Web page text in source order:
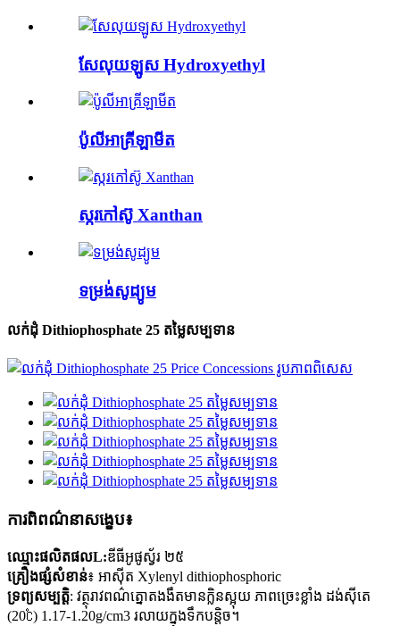
សែលុយឡូស Hydroxyethyl
ប៉ូលីអាគ្រីឡាមីត
ស្ករកៅស៊ូ Xanthan
ទម្រង់សូដ្យូម
លក់ដុំ Dithiophosphate 25 តម្លៃសម្បទាន
ការពិពណ៌នាសង្ខេប៖
ឈ្មោះផលិតផលL:ឌីធីអូផូស្វ័រ ២៥
គ្រឿងផ្សំសំខាន់៖ អាស៊ីត Xylenyl dithiophosphoric
ទ្រព្យសម្បត្តិ: វត្ថុរាវពណ៌ត្នោតងងឹតមានក្លិនស្អុយ ភាពច្រេះខ្លាំង ដង់ស៊ីតេ
(20℃) 1.17-1.20g/cm3 រលាយក្នុងទឹកបន្តិច។